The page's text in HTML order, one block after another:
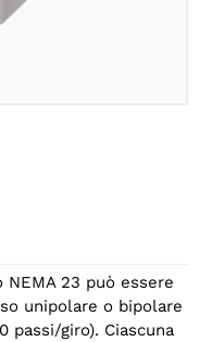
23 può essere
unipolare o bipolare
passi/giro). Ciascuna